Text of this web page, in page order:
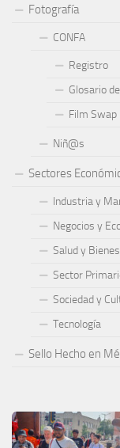
Fotografía
CONFA
Registro
Glosario
Film Swap
Niñ@s
Sectores
Industria y
Negocios y
Salud y
Sector
Sociedad y
Tecnología
Sello Hecho en